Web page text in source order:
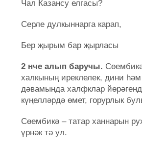
Чал Казансу елгасы?
Серле дулкыннарга карап,
Бер җырым бар җырласы
2 нче алып баручы.
халкының иреклелек, дини
дәвамында халфклар
күңелләрдә өмет, горурлык
Сөембикә – татар ханнарын
үрнәк тә ул.